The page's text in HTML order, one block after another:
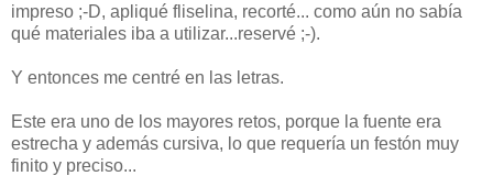
impreso ;-D, apliqué fliselina, recorté... como aún no sabía
qué materiales iba a utilizar...reservé ;-).
Y entonces me centré en las letras.
Este era uno de los mayores retos, porque la fuente era
estrecha y además cursiva, lo que requería un festón muy
finito y preciso...